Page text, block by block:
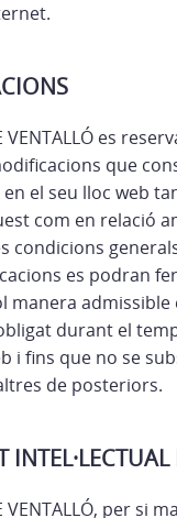
VENTALLÓ es
que
el seu lloc web
com en relació
condicions
es podran
manera admissible
durant el
i fins que no se
de posteriors.
VENTALLÓ, per si